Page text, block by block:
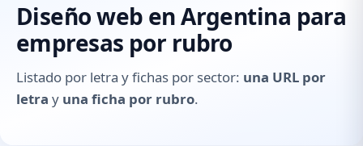
Diseño web en Argentina para
empresas por rubro
Listado por letra y fichas por sector: una URL por
letra y una ficha por rubro.